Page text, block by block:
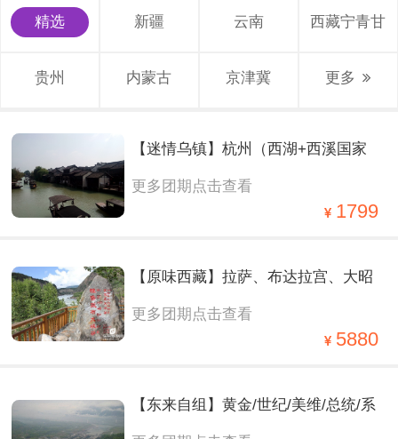
精选 新疆 云南 西藏宁青甘
贵州 内蒙古 京津冀 更多
【迷情乌镇】杭州（西湖+西溪国家
湿地公园）+两大水乡（乌镇西栅+西
更多团期点击查看
1799
【原味西藏】拉萨、布达拉宫、大昭
寺、巴松措、鲁朗林海、卡定沟、桃
更多团期点击查看
5880
【东来自组】黄金/世纪/美维/总统/系